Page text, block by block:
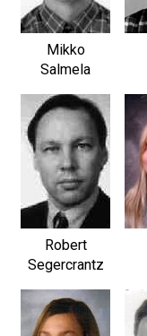
Mikko
Salmela
Robert
Segercrantz